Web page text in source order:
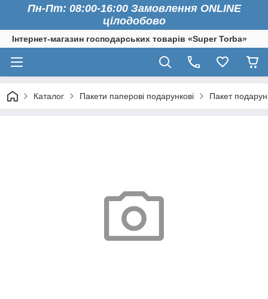
Пн-Пт: 08:00-16:00 Замовлення ONLINE
цілодобово
Інтернет-магазин господарських товарів «Super Torba»
Каталог Пакети паперові подарункові Пакет